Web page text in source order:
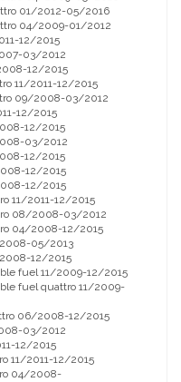
01/2012-05/2016
04/2009-01/2012
12/2015
03/2012
12/2015
11/2011-12/2015
09/2008-03/2012
12/2015
12/2015
03/2012
12/2015
12/2015
12/2015
11/2011-12/2015
08/2008-03/2012
04/2008-12/2015
2008-05/2013
2008-12/2015
fuel 11/2009-12/2015
fuel quattro 11/2009-
06/2008-12/2015
03/2012
12/2015
11/2011-12/2015
04/2008-